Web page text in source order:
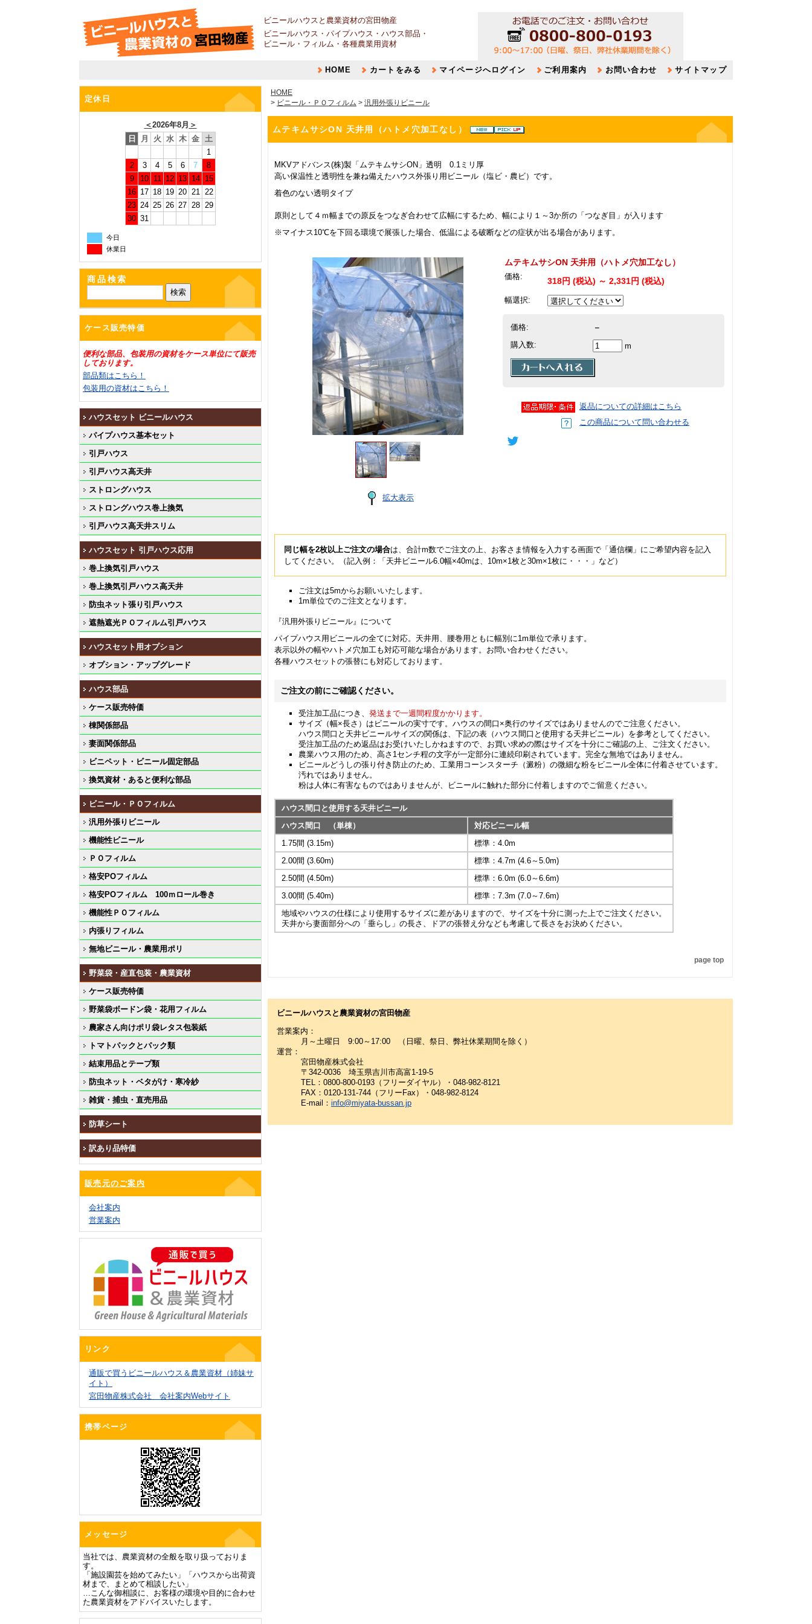
ビニールハウスと農業資材の宮田物産
ビニールハウス・パイプハウス・ハウス部品・
ビニール・フィルム・各種農業用資材
サイトマップ
お問い合わせ
ご利用案内
マイページへログイン
カートをみる
HOME
定休日
＜2026年8月 ＞
日
月 火 水 木 金 土
1
2
3 4 5 6 7
8
9
10 11 12 13 14
15
16 17 18 19 20 21 22
23 24 25 26 27 28 29
30 31
今日
休業日
商品検索
ケース販売特価
便利な部品、包装用の資材をケース単位にて販売
しております。
部品類はこちら！
包装用の資材はこちら！
ハウスセット ビニールハウス
パイプハウス基本セット
引戸ハウス
引戸ハウス高天井
ストロングハウス
ストロングハウス巻上換気
引戸ハウス高天井スリム
ハウスセット 引戸ハウス応用
巻上換気引戸ハウス
巻上換気引戸ハウス高天井
防虫ネット張り引戸ハウス
遮熱遮光ＰＯフィルム引戸ハウス
ハウスセット用オプション
オプション・アップグレード
ハウス部品
ケース販売特価
棟関係部品
妻面関係部品
ビニペット・ビニール固定部品
換気資材・あると便利な部品
ビニール・ＰＯフィルム
汎用外張りビニール
機能性ビニール
ＰＯフィルム
格安POフィルム
格安POフィルム 100ｍロール巻き
機能性ＰＯフィルム
内張りフィルム
無地ビニール・農業用ポリ
野菜袋・産直包装・農業資材
ケース販売特価
野菜袋ボードン袋・花用フィルム
農家さん向けポリ袋レタス包装紙
トマトパックとパック類
結束用品とテープ類
防虫ネット・ベタがけ・寒冷紗
雑貨・捕虫・直売用品
防草シート
訳あり品特価
販売元のご案内
会社案内
営業案内
リンク
通販で買うビニールハウス＆農業資材（姉妹サ
イト）
宮田物産株式会社 会社案内Webサイト
携帯ページ
メッセージ
当社では、農業資材の全般を取り扱っておりま
す。
「施設園芸を始めてみたい」「ハウスから出荷資
材まで、まとめて相談したい」
…こんな御相談に、お客様の環境や目的に合わせ
た農業資材をアドバイスいたします。
HOME
> ビニール・ＰＯフィルム > 汎用外張りビニール
ムテキムサシON 天井用（ハトメ穴加工なし）
MKVアドバンス(株)製「ムテキムサシON」透明 0.1ミリ厚
高い保温性と透明性を兼ね備えたハウス外張り用ビニール（塩ビ・農ビ）です。
着色のない透明タイプ
原則として４ｍ幅までの原反をつなぎ合わせて広幅にするため、幅により１～3か所の「つなぎ目」が入ります
※マイナス10℃を下回る環境で展張した場合、低温による破断などの症状が出る場合があります。
拡大表示
ムテキムサシON 天井用（ハトメ穴加工なし）
価格: 318円 (税込) ～ 2,331円 (税込)
幅選択:
価格: －
購入数: m
返品についての詳細はこちら
この商品について問い合わせる
同じ幅を2枚以上ご注文の場合は、合計m数でご注文の上、お客さま情報を入力する画面で「通信欄」にご希望内容を記入
してください。（記入例：「天井ビニール6.0幅×40mは、10m×1枚と30m×1枚に・・・」など）
ご注文は5mからお願いいたします。
1m単位でのご注文となります。
『汎用外張りビニール』について
パイプハウス用ビニールの全てに対応。天井用、腰巻用ともに幅別に1m単位で承ります。
表示以外の幅やハトメ穴加工も対応可能な場合があります。お問い合わせください。
各種ハウスセットの張替にも対応しております。
ご注文の前にご確認ください。
受注加工品につき、 発送まで一週間程度かかります。
サイズ（幅×長さ）はビニールの実寸です。ハウスの間口×奥行のサイズではありませんのでご注意ください。
ハウス間口と天井ビニールサイズの関係は、下記の表（ハウス間口と使用する天井ビニール）を参考としてください。
受注加工品のため返品はお受けいたしかねますので、お買い求めの際はサイズを十分にご確認の上、ご注文ください。
農業ハウス用のため、高さ1センチ程の文字が一定部分に連続印刷されています。完全な無地ではありません。
ビニールどうしの張り付き防止のため、工業用コーンスターチ（澱粉）の微細な粉をビニール全体に付着させています。
汚れではありません。
粉は人体に有害なものではありませんが、ビニールに触れた部分に付着しますのでご留意ください。
ハウス間口と使用する天井ビニール
ハウス間口 （単棟）
対応ビニール幅
1.75間 (3.15m)
標準：4.0m
2.00間 (3.60m)
標準：4.7m (4.6～5.0m)
2.50間 (4.50m)
標準：6.0m (6.0～6.6m)
3.00間 (5.40m)
標準：7.3m (7.0～7.6m)
地域やハウスの仕様により使用するサイズに差がありますので、サイズを十分に測った上でご注文ください。
天井から妻面部分への「垂らし」の長さ、ドアの張替え分なども考慮して長さをお決めください。
page top
ビニールハウスと農業資材の宮田物産
営業案内：
月～土曜日 9:00～17:00 （日曜、祭日、弊社休業期間を除く）
運営：
宮田物産株式会社
〒342-0036 埼玉県吉川市高富1-19-5
TEL：0800-800-0193（フリーダイヤル）・048-982-8121
FAX：0120-131-744（フリーFax）・048-982-8124
E-mail： info@miyata-bussan.jp